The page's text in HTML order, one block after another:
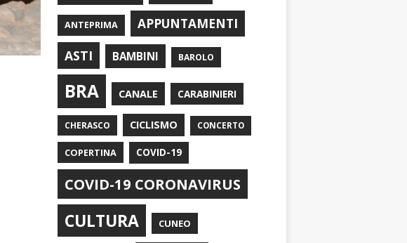
ANTEPRIMA
APPUNTAMENTI
ASTI
BAMBINI BAROLO
BRA CANALE CARABINIERI
CHERASCO CICLISMO CONCERTO
COPERTINA COVID-19
COVID-19 CORONAVIRUS
CULTURA CUNEO